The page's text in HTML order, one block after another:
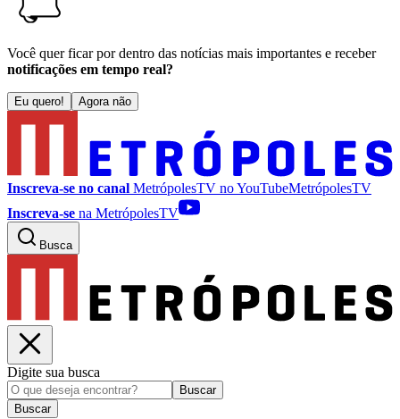
Você quer ficar por dentro das notícias mais importantes e receber
notificações em tempo real?
Eu quero! Agora não
Inscreva-se no canal MetrópolesTV noYouTubeMetrópolesTV
Inscreva-se na MetrópolesTV
Busca
Digite sua busca
Buscar
Buscar